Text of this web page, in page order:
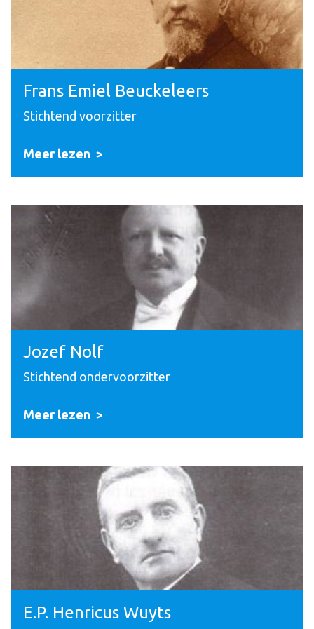
Frans Emiel Beuckeleers
Stichtend voorzitter
Meer lezen
Jozef Nolf
Stichtend ondervoorzitter
Meer lezen
E.P. Henricus Wuyts